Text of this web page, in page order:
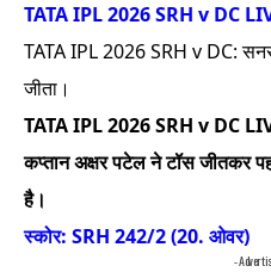
TATA IPL 2026 SRH v DC
TATA IPL 2026 SRH v DC:
जीता।
TATA IPL 2026 SRH v DC
कप्तान अक्षर पटेल ने टॉस जीतकर
है।
स्कोर: SRH 242/2 (20. ओवर)
-